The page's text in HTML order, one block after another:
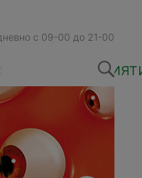
с 09-00 до 21-00
и